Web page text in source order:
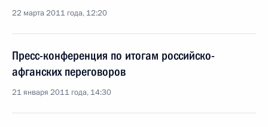
22 марта 2011 года, 12:20
Пресс-конференция по итогам российско-
афганских переговоров
21 января 2011 года, 14:30